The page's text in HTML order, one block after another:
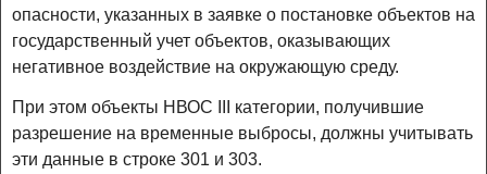
опасности, указанных в заявке о постановке объектов на
государственный учет объектов, оказывающих
негативное воздействие на окружающую среду.
При этом объекты НВОС III категории, получившие
разрешение на временные выбросы, должны учитывать
эти данные в строке 301 и 303.